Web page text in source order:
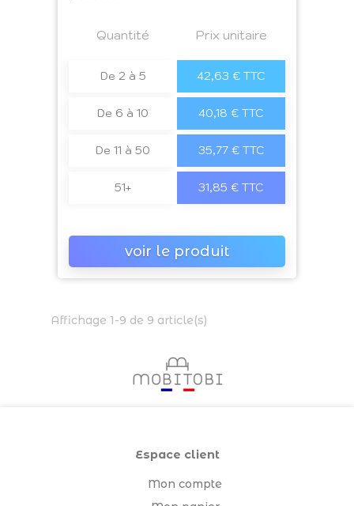
Quantité Prix unitaire
De 2 à 5 42,63 € TTC
De 6 à 10 40,18 € TTC
De 11 à 50 35,77 € TTC
51+ 31,85 € TTC
voir le produit
Affichage 1-9 de 9 article(s)
Espace client
Mon compte